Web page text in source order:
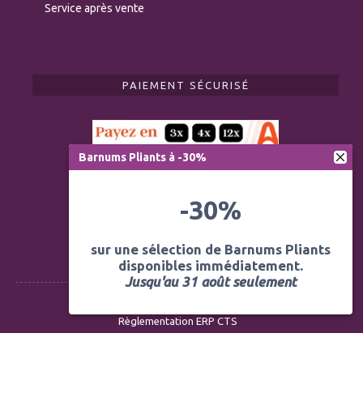
Service après vente
PAIEMENT SÉCURISÉ
Règlementation ERP CTS
Barnums Pliants à -30%
-30%
sur une sélection de Barnums Pliants
disponibles immédiatement.
Jusqu'au 31 août seulement